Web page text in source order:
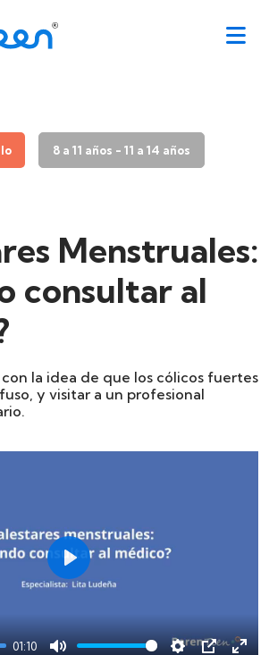
8 a 11 años - 11 a 14 años
Menstruales:
consultar al
la idea de que los cólicos fuertes
y visitar a un profesional
01:10
Play